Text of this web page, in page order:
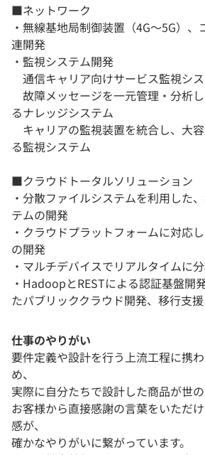
■ネットワーク
・無線基地局制御装置（4G～5G）
連開発
・監視システム開発
通信キャリア向けサービス監視シ
故障メッセージを一元管理・分析
るナレッジシステム
キャリアの監視装置を統合し、大
る監視システム
■クラウドトータルソリューション
・分散ファイルシステムを利用した
テムの開発
・クラウドプラットフォームに対応
の開発
・マルチデバイスでリアルタイムに
・HadoopとRESTによる認証基盤開
たパブリッククラウド開発、移行支援
仕事のやりがい
要件定義や設計を行う上流工程に携
め、
実際に自分たちで設計した商品が世
お客様から直接感謝の言葉をいただ
感が、
確かなやりがいに繋がっています。